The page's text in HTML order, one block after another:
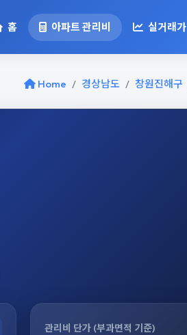
홈 아파트 관리비 실거래가
Home 경상남도 창원진해구
관리비 단가 (부과면적 기준)